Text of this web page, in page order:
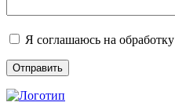
Я соглашаюсь на обработку